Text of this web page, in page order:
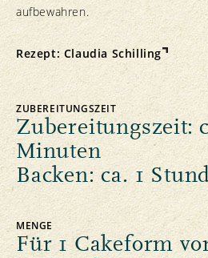
aufbewahren.
Rezept:Claudia Schilling
ZUBEREITUNGSZEIT
Zubereitungszeit:
Minuten
Backen: ca. 1
MENGE
Für 1 Cakeform